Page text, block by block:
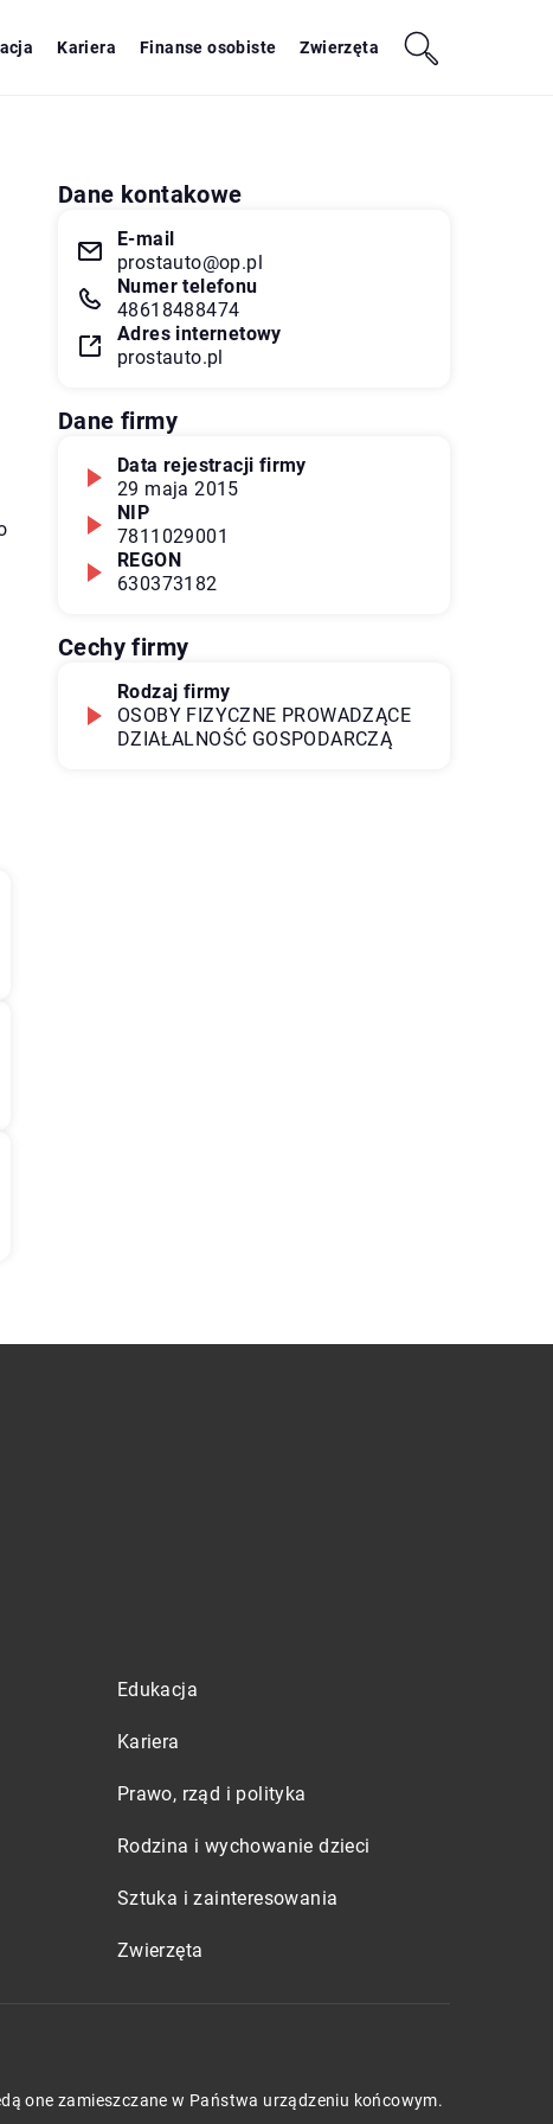
Kariera Finanse osobiste Zwierzęta
Dane kontakowe
E-mail
prostauto@op.pl
Numer telefonu
48618488474
Adres internetowy
prostauto.pl
Dane firmy
Data rejestracji firmy
29 maja 2015
NIP
7811029001
REGON
630373182
Cechy firmy
Rodzaj firmy
OSOBY FIZYCZNE PROWADZĄCE
DZIAŁALNOŚĆ GOSPODARCZĄ
Edukacja
Kariera
Prawo, rząd i polityka
Rodzina i wychowanie dzieci
Sztuka i zainteresowania
Zwierzęta
one zamieszczane w Państwa urządzeniu końcowym.